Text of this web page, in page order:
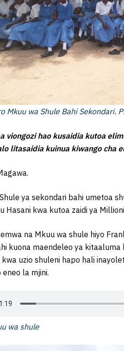
Mkuu wa Shule Bahi Sekondari.
viongozi hao kusaidia kutoa
litasaidia kuinua kiwango cha
ya sekondari bahi umetoa
Hasani kwa kutoa zaidi ya
na Mkuu wa shule hiyo
kuona maendeleo ya
kwa uzio shuleni hapo hali
eneo la mjini.
wa shule